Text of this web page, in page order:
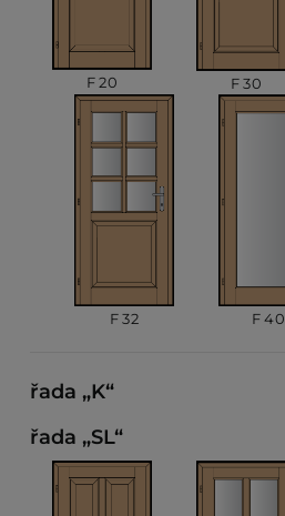
F 20 F 30
F 32 F 40
řada „K“
řada „SL“